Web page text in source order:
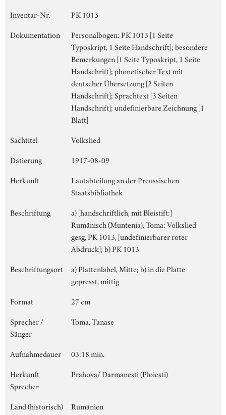
Inventar-Nr.
PK 1013
Dokumentation
Personalbogen: PK 1013 [1 Seite
Typoskript, 1 Seite Handschrift]; besondere
Bemerkungen [1 Seite Typoskript, 1 Seite
Handschrift]; phonetischer Text mit
deutscher Übersetzung [2 Seiten
Handschrift]; Sprachtext [3 Seiten
Handschrift]; undefinierbare Zeichnung [1
Blatt]
Sachtitel
Volkslied
Datierung
1917-08-09
Herkunft
Lautabteilung an der Preussischen
Staatsbibliothek
Beschriftung
a) [handschriftlich, mit Bleistift:]
Rumänisch (Muntenia), Toma: Volkslied
gesg, PK 1013, [undefinierbarer roter
Abdruck]; b) PK 1013
Beschriftungsort
a) Plattenlabel, Mitte; b) in die Platte
gepresst, mittig
Format
27 cm
Sprecher /
Sänger
Toma, Tanase
Aufnahmedauer
03:18 min.
Herkunft
Sprecher
Prahova/ Darmanesti (Ploiesti)
Land (historisch) Rumänien